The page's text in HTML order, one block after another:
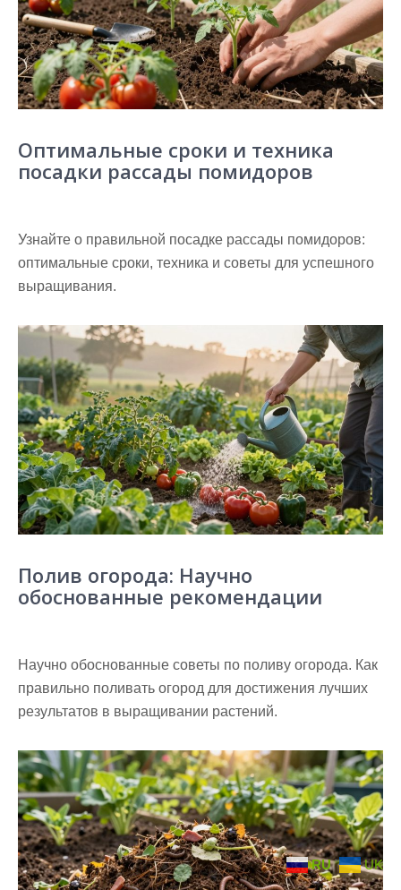
Оптимальные сроки и техника
посадки рассады помидоров
Узнайте о правильной посадке рассады помидоров:
оптимальные сроки, техника и советы для успешного
выращивания.
Полив огорода: Научно
обоснованные рекомендации
Научно обоснованные советы по поливу огорода. Как
правильно поливать огород для достижения лучших
результатов в выращивании растений.
RU UK